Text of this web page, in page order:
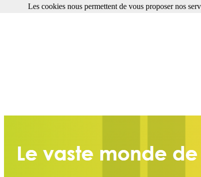
Les cookies nous permettent de vous proposer nos